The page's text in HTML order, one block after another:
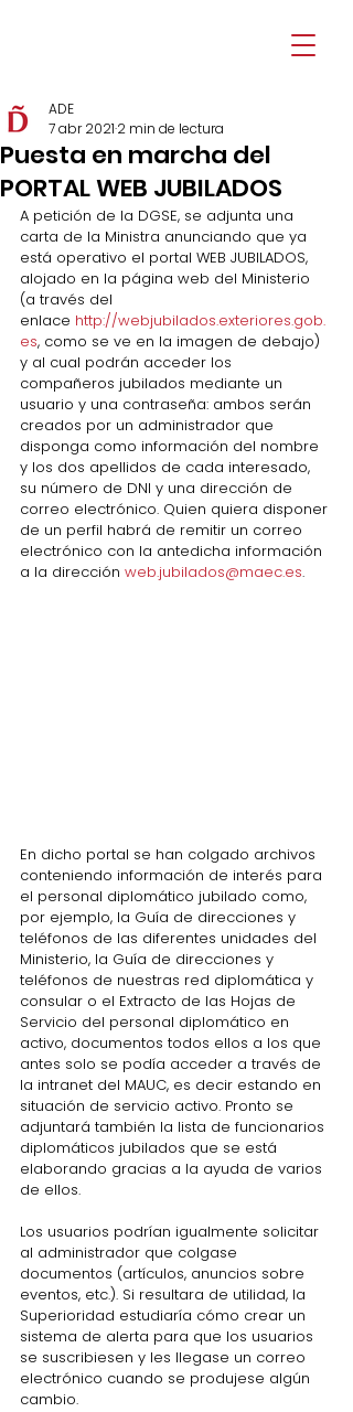
Puesta en marcha del
PORTAL WEB JUBILADOS
ADE
7 abr 2021 2 min de lectura
A petición de la DGSE, se adjunta una
carta de la Ministra anunciando que ya
está operativo el portal WEB JUBILADOS,
alojado en la página web del Ministerio
(a través del
enlace http://webjubilados.exteriores.gob.
es, como se ve en la imagen de debajo)
y al cual podrán acceder los
compañeros jubilados mediante un
usuario y una contraseña: ambos serán
creados por un administrador que
disponga como información del nombre
y los dos apellidos de cada interesado,
su número de DNI y una dirección de
correo electrónico. Quien quiera disponer
de un perfil habrá de remitir un correo
electrónico con la antedicha información
a la dirección web.jubilados@maec.es.
En dicho portal se han colgado archivos
conteniendo información de interés para
el personal diplomático jubilado como,
por ejemplo, la Guía de direcciones y
teléfonos de las diferentes unidades del
Ministerio, la Guía de direcciones y
teléfonos de nuestras red diplomática y
consular o el Extracto de las Hojas de
Servicio del personal diplomático en
activo, documentos todos ellos a los que
antes solo se podía acceder a través de
la intranet del MAUC, es decir estando en
situación de servicio activo. Pronto se
adjuntará también la lista de funcionarios
diplomáticos jubilados que se está
elaborando gracias a la ayuda de varios
de ellos.
Los usuarios podrían igualmente solicitar
al administrador que colgase
documentos (artículos, anuncios sobre
eventos, etc.). Si resultara de utilidad, la
Superioridad estudiaría cómo crear un
sistema de alerta para que los usuarios
se suscribiesen y les llegase un correo
electrónico cuando se produjese algún
cambio.